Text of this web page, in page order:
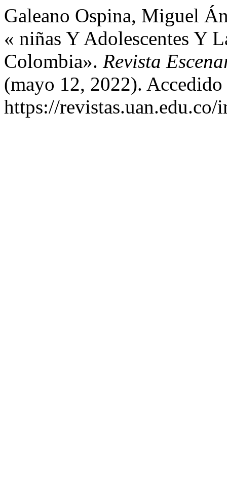
Galeano Ospina, Miguel
« niñas Y Adolescentes Y
Colombia». Revista
(mayo 12, 2022).
https://